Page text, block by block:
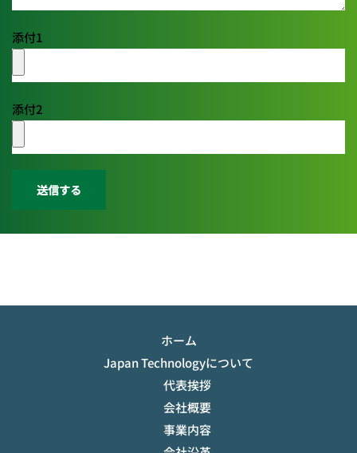
添付1
添付2
送信する
ホーム
Japan Technologyについて
代表挨拶
会社概要
事業内容